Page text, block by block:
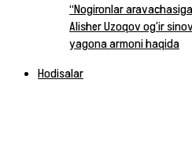
“Nogironlar
Alisher Uzoqov og‘ir
yagona armoni haqida
Hodisalar